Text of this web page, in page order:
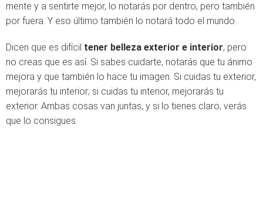
mente y a sentirte mejor, lo notarás por dentro, pero también
por fuera. Y eso último también lo notará todo el mundo.
Dicen que es difícil tener belleza exterior e interior, pero
no creas que es así. Si sabes cuidarte, notarás que tu ánimo
mejora y que también lo hace tu imagen. Si cuidas tu exterior,
mejorarás tu interior; si cuidas tu interior, mejorarás tu
exterior. Ambas cosas van juntas, y si lo tienes claro, verás
que lo consigues.